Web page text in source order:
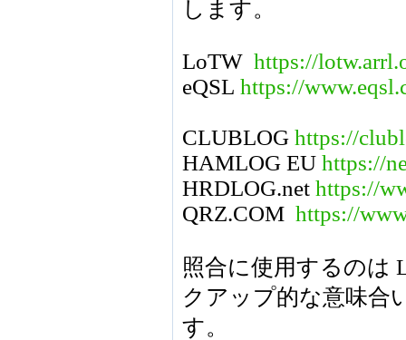
します。
LoTW https://
eQSL https://
CLUBLOG https://
HAMLOG EU https://
HRDLOG.net https://
QRZ.COM https://
照合に使用するのは
クアップ的な意味合
す。